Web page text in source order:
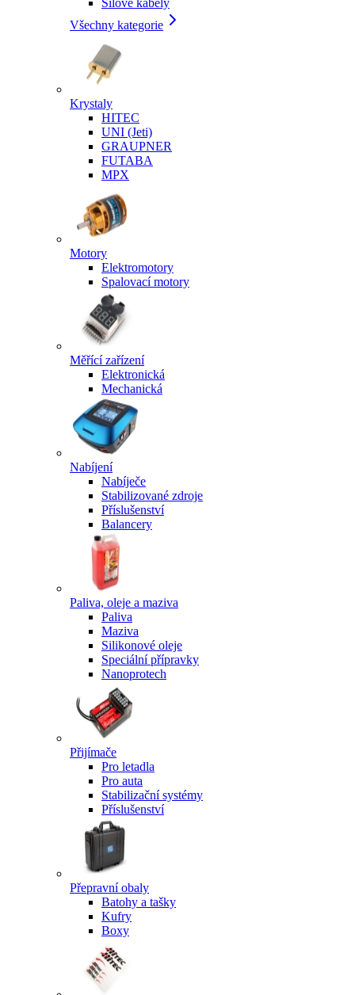
Silové kabely
Všechny kategorie
Krystaly
HITEC
UNI (Jeti)
GRAUPNER
FUTABA
MPX
Motory
Elektromotory
Spalovací motory
Měřící zařízení
Elektronická
Mechanická
Nabíjení
Nabíječe
Stabilizované zdroje
Příslušenství
Balancery
Paliva, oleje a maziva
Paliva
Maziva
Silikonové oleje
Speciální přípravky
Nanoprotech
Přijímače
Pro letadla
Pro auta
Stabilizační systémy
Příslušenství
Přepravní obaly
Batohy a tašky
Kufry
Boxy